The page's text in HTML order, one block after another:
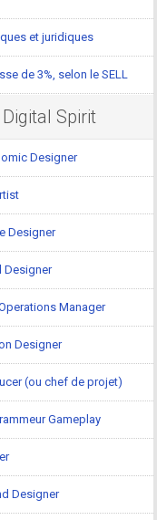
et juridiques
de 3%, selon le SELL
Spirit
Designer
Designer
Designer
Manager
Designer
(ou chef de projet)
Gameplay
Designer